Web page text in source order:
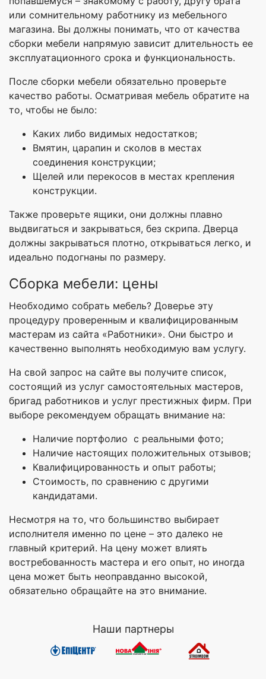
или сомнительному работнику из мебельного
магазина. Вы должны понимать, что от качества
сборки мебели напрямую зависит длительность ее
эксплуатационного срока и функциональность.
После сборки мебели обязательно проверьте
качество работы. Осматривая мебель обратите на
то, чтобы не было:
Каких либо видимых недостатков;
Вмятин, царапин и сколов в местах
соединения конструкции;
Щелей или перекосов в местах крепления
конструкции.
Также проверьте ящики, они должны плавно
выдвигаться и закрываться, без скрипа. Дверца
должны закрываться плотно, открываться легко, и
идеально подогнаны по размеру.
Сборка мебели: цены
Необходимо собрать мебель? Доверье эту
процедуру проверенным и квалифицированным
мастерам из сайта «Работники». Они быстро и
качественно выполнять необходимую вам услугу.
На свой запрос на сайте вы получите список,
состоящий из услуг самостоятельных мастеров,
бригад работников и услуг престижных фирм. При
выборе рекомендуем обращать внимание на:
Наличие портфолио с реальными фото;
Наличие настоящих положительных отзывов;
Квалифицированность и опыт работы;
Стоимость, по сравнению с другими
кандидатами.
Несмотря на то, что большинство выбирает
исполнителя именно по цене – это далеко не
главный критерий. На цену может влиять
востребованность мастера и его опыт, но иногда
цена может быть неоправданно высокой,
обязательно обращайте на это внимание.
Наши партнеры